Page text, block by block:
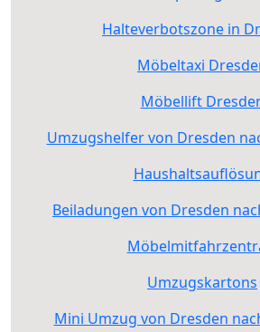
Halteverbotszone in
Möbeltaxi
Möbellift
Umzugshelfer von Dresden
Beiladungen von Dresden
Umzugskartons
Mini Umzug von Dresden